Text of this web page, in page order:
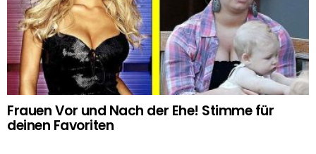
Frauen Vor und Nach der Ehe! Stimme für
deinen Favoriten